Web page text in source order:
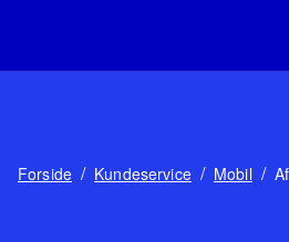
Forside / Kundeservice / Mobil /